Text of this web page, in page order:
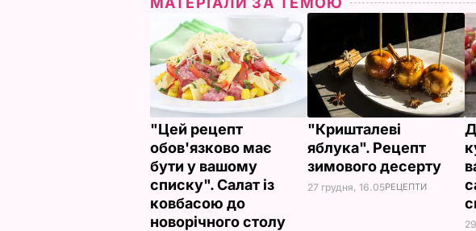
"Цей рецепт
обов'язково має
бути у вашому
списку". Салат із
ковбасою до
новорічного столу
"Кришталеві
яблука". Рецепт
зимового десерту
27 грудня, 16.05РЕЦЕПТИ